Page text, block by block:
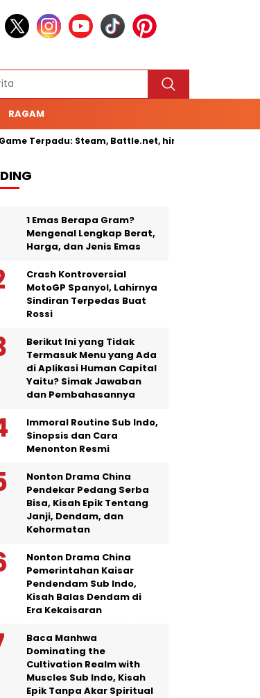
RAGAM
Terpadu: Steam, Battle.net, hingga Cloud Gaming
1 Emas Berapa Gram?
Mengenal Lengkap Berat,
Harga, dan Jenis Emas
Crash Kontroversial
MotoGP Spanyol, Lahirnya
Sindiran Terpedas Buat
Rossi
Berikut Ini yang Tidak
Termasuk Menu yang Ada
di Aplikasi Human Capital
Yaitu? Simak Jawaban
dan Pembahasannya
Immoral Routine Sub Indo,
Sinopsis dan Cara
Menonton Resmi
Nonton Drama China
Pendekar Pedang Serba
Bisa, Kisah Epik Tentang
Janji, Dendam, dan
Kehormatan
Nonton Drama China
Pemerintahan Kaisar
Pendendam Sub Indo,
Kisah Balas Dendam di
Era Kekaisaran
Baca Manhwa
Dominating the
Cultivation Realm with
Muscles Sub Indo, Kisah
Epik Tanpa Akar Spiritual